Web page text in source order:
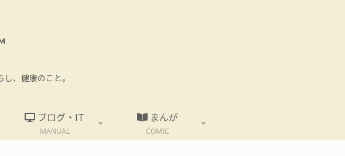
、健康のこと。
ブログ・IT
MANUAL
まんが
COMIC